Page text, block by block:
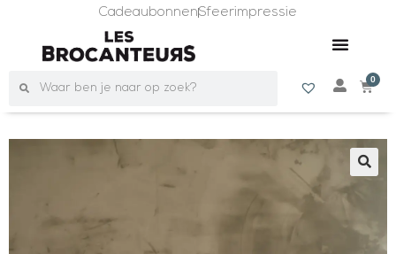
CadeaubonnenSfeerimpressie
0